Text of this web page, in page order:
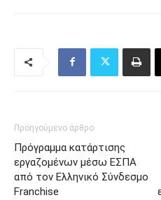
Προηγούμενο άρθρο
Πρόγραμμα κατάρτισης
εργαζομένων μέσω ΕΣΠΑ
από τον Ελληνικό Σύνδεσμο
Franchise